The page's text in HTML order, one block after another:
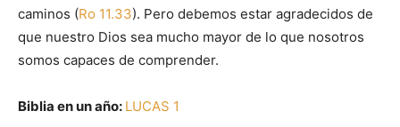
caminos (Ro 11.33). Pero debemos estar agradecidos de
que nuestro Dios sea mucho mayor de lo que nosotros
somos capaces de comprender.
Biblia en un año: LUCAS 1